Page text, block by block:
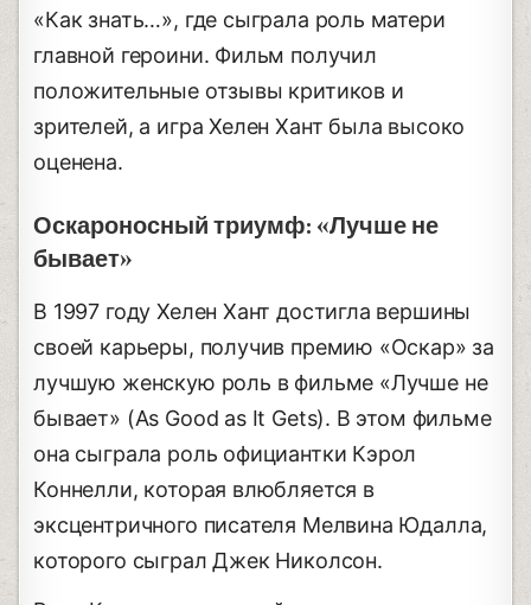
«Как знать…», где сыграла роль матери
главной героини. Фильм получил
положительные отзывы критиков и
зрителей, а игра Хелен Хант была высоко
оценена.
Оскароносный триумф: «Лучше не
бывает»
В 1997 году Хелен Хант достигла вершины
своей карьеры, получив премию «Оскар» за
лучшую женскую роль в фильме «Лучше не
бывает» (As Good as It Gets). В этом фильме
она сыграла роль официантки Кэрол
Коннелли, которая влюбляется в
эксцентричного писателя Мелвина Юдалла,
которого сыграл Джек Николсон.